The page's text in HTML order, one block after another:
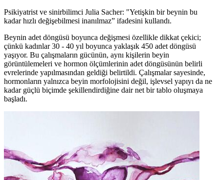
Psikiyatrist ve sinirbilimci Julia Sacher: "Yetişkin bir beynin bu
kadar hızlı değişebilmesi inanılmaz” ifadesini kullandı.
Beynin adet döngüsü boyunca değişmesi özellikle dikkat çekici;
çünkü kadınlar 30 - 40 yıl boyunca yaklaşık 450 adet döngüsü
yaşıyor. Bu çalışmaların gücünün, aynı kişilerin beyin
görüntülemeleri ve hormon ölçümlerinin adet döngüsünün belirli
evrelerinde yapılmasından geldiği belirtildi. Çalışmalar sayesinde,
hormonların yalnızca beyin morfolojisini değil, işlevsel yapıyı da ne
kadar güçlü biçimde şekillendirdiğine dair net bir tablo oluşmaya
başladı.